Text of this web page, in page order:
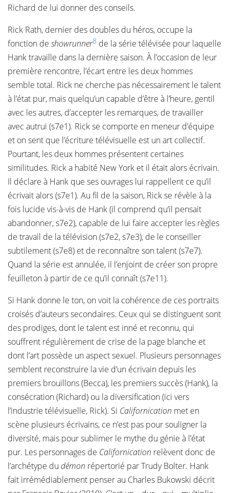
Richard de lui donner des conseils.
Rick Rath, dernier des doubles du héros, occupe la
fonction de showrunner8 de la série télévisée pour laquelle
Hank travaille dans la dernière saison. À l’occasion de leur
première rencontre, l’écart entre les deux hommes
semble total. Rick ne cherche pas nécessairement le talent
à l’état pur, mais quelqu’un capable d’être à l’heure, gentil
avec les autres, d’accepter les remarques, de travailler
avec autrui (s7e1). Rick se comporte en meneur d’équipe
et on sent que l’écriture télévisuelle est un art collectif.
Pourtant, les deux hommes présentent certaines
similitudes. Rick a habité New York et il était alors écrivain.
Il déclare à Hank que ses ouvrages lui rappellent ce qu’il
écrivait alors (s7e1). Au fil de la saison, Rick se révèle à la
fois lucide vis-à-vis de Hank (il comprend qu’il pensait
abandonner, s7e2), capable de lui faire accepter les règles
de travail de la télévision (s7e2, s7e3), de le conseiller
subtilement (s7e8) et de reconnaître son talent (s7e7).
Quand la série est annulée, il l’enjoint de créer son propre
feuilleton à partir de ce qu’il connaît (s7e11).
Si Hank donne le ton, on voit la cohérence de ces portraits
croisés d’auteurs secondaires. Ceux qui se distinguent sont
des prodiges, dont le talent est inné et reconnu, qui
souffrent régulièrement de crise de la page blanche et
dont l’art possède un aspect sexuel. Plusieurs personnages
semblent reconstruire la vie d’un écrivain depuis les
premiers brouillons (Becca), les premiers succès (Hank), la
consécration (Richard) ou la diversification (ici vers
l’industrie télévisuelle, Rick). Si Californication met en
scène plusieurs écrivains, ce n’est pas pour souligner la
diversité, mais pour sublimer le mythe du génie à l’état
pur. Les personnages de Californication relèvent donc de
l’archétype du démon répertorié par Trudy Bolter. Hank
fait irrémédiablement penser au Charles Bukowski décrit